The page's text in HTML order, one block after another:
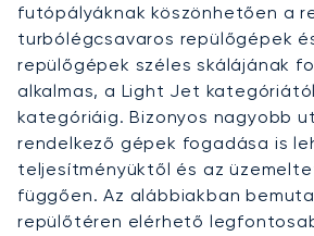
futópályáknak köszönhetően a
turbólégcsavaros repülőgépek
repülőgépek széles skálájának
alkalmas, a Light Jet
kategóriáig. Bizonyos nagyobb
rendelkező gépek fogadása is
teljesítményüktől és az
függően. Az alábbiakban
repülőtéren elérhető